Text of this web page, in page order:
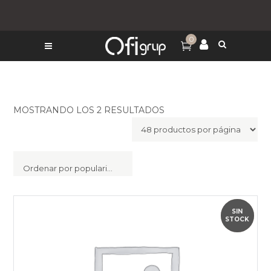
0
MOSTRANDO LOS 2 RESULTADOS
Ordenar por popularidad
OUTLET
SIN
STOCK